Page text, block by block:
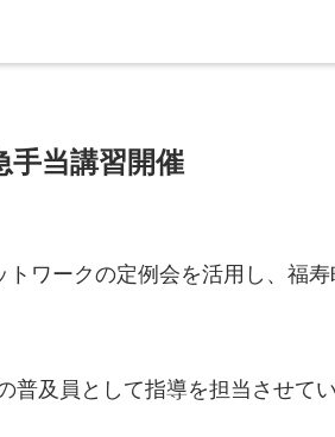
手当講習開催
トワークの定例会を活用し、福
普及員として指導を担当させて